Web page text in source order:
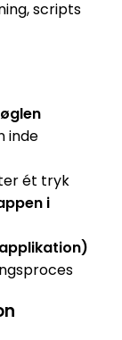
scripts
inde
ét tryk
i